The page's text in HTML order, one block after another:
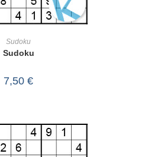
Sudoku
Sudoku
7,50 €